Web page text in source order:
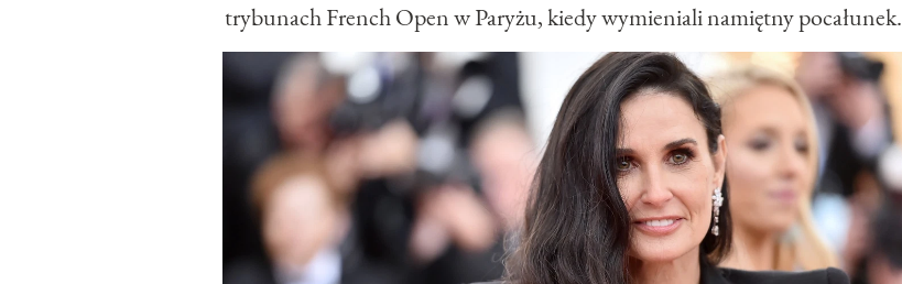
trybunach French Open w Paryżu, kiedy wymieniali namiętny pocałunek.